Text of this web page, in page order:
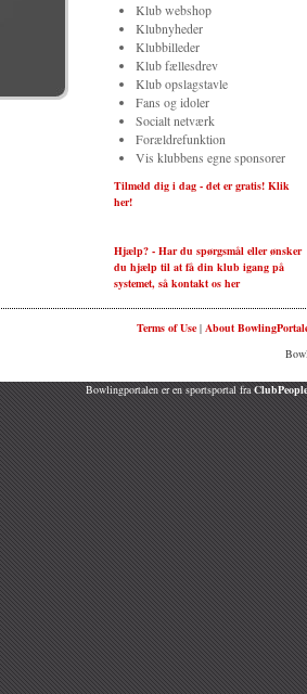
Klub webshop
Klubnyheder
Klubbilleder
Klub fællesdrev
Klub opslagstavle
Fans og idoler
Socialt netværk
Forældrefunktion
Vis klubbens egne sponsorer
Tilmeld dig i dag - det er gratis! Klik
her!
Hjælp? - Har du spørgsmål eller ønsker
du hjælp til at få din klub igang på
systemet, så kontakt os her
Terms of Use| About
Bowlingportalen er en sportsportal fra